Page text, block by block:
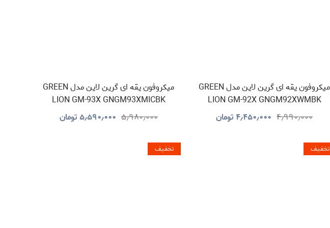
میکروفون یقه ای گرین لاین مدل GREEN
LION GM-92X GNGM92XWMBK
۴٫۹۹۰٫۰۰۰ ۴٫۴۵۰٫۰۰۰ تومان
میکروفون یقه ای گرین لاین مدل GREEN
LION GM-93X GNGM93XMICBK
۵٫۹۸۰٫۰۰۰ ۵٫۵۹۰٫۰۰۰تومان
تخفیف تخفیف